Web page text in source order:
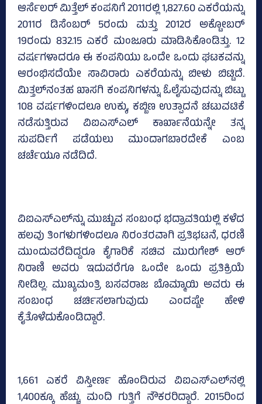
ಆರ್ಸೆಲರ್‌ ಮಿತ್ತೆಲ್‌ ಕಂಪನಿಗೆ 2011ರಲ್ಲಿ 1,827.60 ಎಕರೆಯನ್ನು
2011ರ ಡಿಸೆಂಬರ್‌ 5ರಂದು ಮತ್ತು 2012ರ ಅಕ್ಟೋಬರ್‌
19ರಂದು 832.15 ಎಕರೆ ಮಂಜೂರು ಮಾಡಿಸಿಕೊಂಡಿತ್ತು. 12
ವರ್ಷಗಳಾದರೂ ಈ ಕಂಪನಿಯು ಒಂದೇ ಒಂದು ಘಟಕವನ್ನು
ಆರಂಭಿಸದೆಯೇ ಸಾವಿರಾರು ಎಕರೆಯನ್ನು ಬೀಳು ಬಿಟ್ಟಿದೆ.
ಮಿತ್ತಲ್‌ನಂತಹ ಖಾಸಗಿ ಕಂಪನಿಗಳನ್ನು ಓಲೈಸುವುದನ್ನು ಬಿಟ್ಟು
108 ವರ್ಷಗಳಿಂದಲೂ ಉಕ್ಕು, ಕಬ್ಬಿಣ ಉತ್ಪಾದನೆ ಚಟುವಟಿಕೆ
ನಡೆಸುತ್ತಿರುವ ವಿಐಎಸ್‌ಎಲ್‌ ಕಾರ್ಖಾನೆಯನ್ನೇ ತನ್ನ
ಸುಪರ್ದಿಗೆ ಪಡೆಯಲು ಮುಂದಾಗಬಾರದೇಕೆ ಎಂಬ
ಚರ್ಚೆಯೂ ನಡೆದಿದೆ.
ವಿಐಎಸ್‌ಎಲ್‌ನ್ನು ಮುಚ್ಚುವ ಸಂಬಂಧ ಭದ್ರಾವತಿಯಲ್ಲಿ ಕಳೆದ
ಹಲವು ತಿಂಗಳುಗಳಿಂದಲೂ ನಿರಂತರವಾಗಿ ಪ್ರತಿಭಟನೆ, ಧರಣಿ
ಮುಂದುವರೆದಿದ್ದರೂ ಕೈಗಾರಿಕೆ ಸಚಿವ ಮುರುಗೇಶ್‌ ಆರ್‌
ನಿರಾಣಿ ಅವರು ಇದುವರೆಗೂ ಒಂದೇ ಒಂದು ಪ್ರತಿಕ್ರಿಯೆ
ನೀಡಿಲ್ಲ. ಮುಖ್ಯಮಂತ್ರಿ ಬಸವರಾಜ ಬೊಮ್ಮಾಯಿ ಅವರು ಈ
ಸಂಬಂಧ ಚರ್ಚಿಸಲಾಗುವುದು ಎಂದಷ್ಟೇ ಹೇಳಿ
ಕೈತೊಳೆದುಕೊಂಡಿದ್ದಾರೆ.
1,661 ಎಕರೆ ವಿಸ್ತೀರ್ಣ ಹೊಂದಿರುವ ವಿಐಎಸ್‌ಎಲ್‌ನಲ್ಲಿ
1,400ಕ್ಕೂ ಹೆಚ್ಚು ಮಂದಿ ಗುತ್ತಿಗೆ ನೌಕರರಿದ್ದಾರೆ. 2015ರಿಂದ